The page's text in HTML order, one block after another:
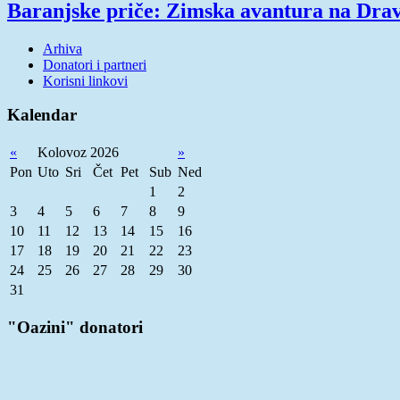
Baranjske priče: Zimska avantura na
Arhiva
Donatori i partneri
Korisni linkovi
Kalendar
« Kolovoz 2026
»
Pon Uto Sri Čet Pet Sub Ned
1
2
3
4 5 6 7 8
9
10
11 12 13 14 15
16
17
18 19 20 21 22
23
24
25 26 27 28 29
30
31
"Oazini" donatori